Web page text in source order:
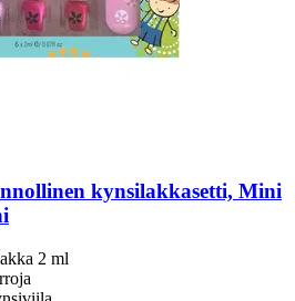
kynsilakkasetti, Mini
2 ml